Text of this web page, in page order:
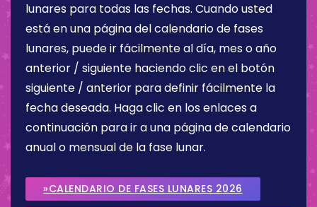
lunares para todas las fechas. Cuando usted
está en una página del calendario de fases
lunares, puede ir fácilmente al día, mes o año
anterior / siguiente haciendo clic en el botón
siguiente / anterior para definir fácilmente la
fecha deseada. Haga clic en los enlaces a
continuación para ir a una página de calendario
anual o mensual de la fase lunar.
»CALENDARIO DE FASES LUNARES 2026